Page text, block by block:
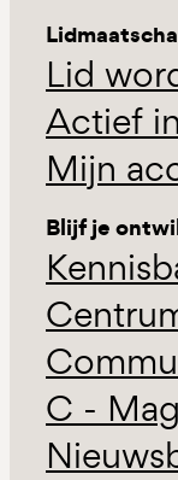
Lid
Actief
Mijn
Blijf je
C -